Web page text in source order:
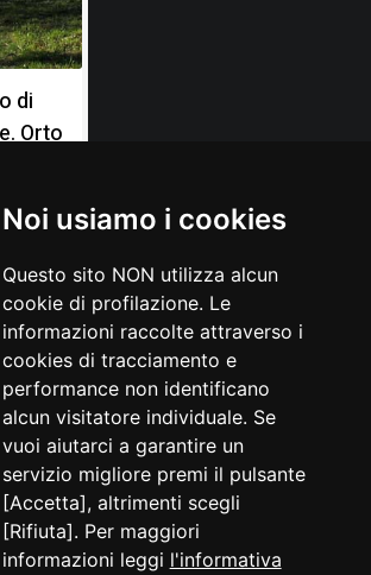
Noi usiamo i cookies
Questo sito NON utilizza alcun
cookie di profilazione. Le
informazioni raccolte attraverso i
cookies di tracciamento e
performance non identificano
alcun visitatore individuale. Se
vuoi aiutarci a garantire un
servizio migliore premi il pulsante
[Accetta], altrimenti scegli
[Rifiuta]. Per maggiori
informazioni leggi l'informativa
di
Orto